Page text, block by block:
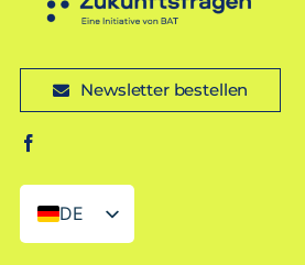
Newsletter bestellen
DE
EN